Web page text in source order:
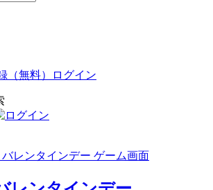
（無料） ログイン